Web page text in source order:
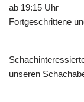
ab 19:15 Uhr
Fortgeschrittene
unseren